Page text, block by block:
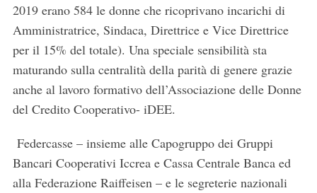
2019 erano 584 le donne che ricoprivano incarichi di
Amministratrice, Sindaca, Direttrice e Vice Direttrice
per il 15% del totale). Una speciale sensibilità sta
maturando sulla centralità della parità di genere grazie
anche al lavoro formativo dell’Associazione delle Donne
del Credito Cooperativo- iDEE.
Federcasse – insieme alle Capogruppo dei Gruppi
Bancari Cooperativi Iccrea e Cassa Centrale Banca ed
alla Federazione Raiffeisen – e le segreterie nazionali